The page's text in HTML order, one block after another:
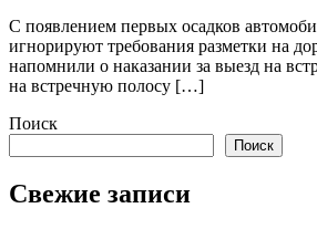
С появлением первых осадков
игнорируют требования разметки на
напомнили о наказании за выезд на
на встречную полосу […]
Поиск
Поиск
Свежие записи